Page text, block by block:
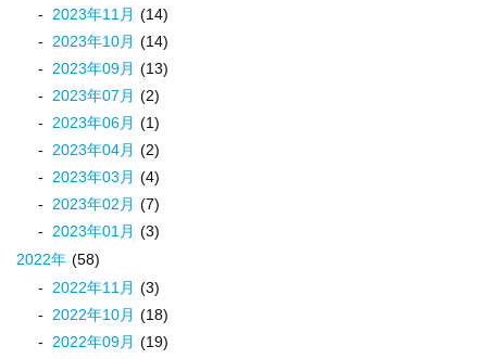
2023年11月 (14)
2023年10月 (14)
2023年09月 (13)
2023年07月 (2)
2023年06月 (1)
2023年04月 (2)
2023年03月 (4)
2023年02月 (7)
2023年01月 (3)
2022年 (58)
2022年11月 (3)
2022年10月 (18)
2022年09月 (19)